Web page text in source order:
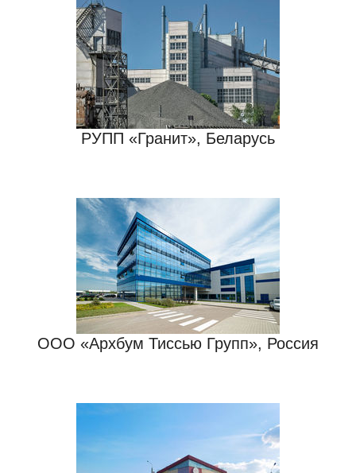
РУПП «Гранит», Беларусь
ООО «Архбум Тиссью Групп», Россия